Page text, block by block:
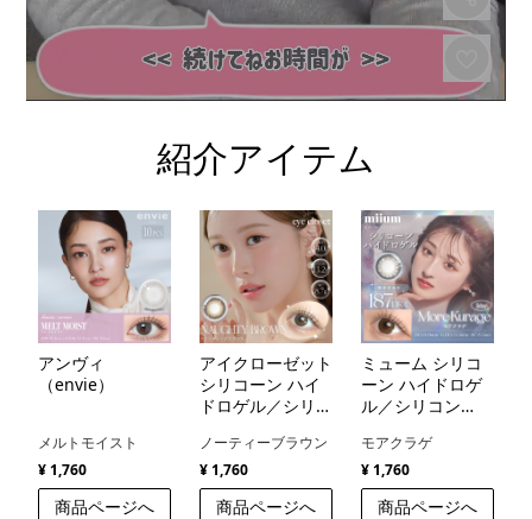
紹介アイテム
アンヴィ
（envie）
メルトモイスト
¥ 1,760
商品ページへ
アイクローゼット
シリコーン ハイ
ドロゲル／シリコ
SILICONE
HYDROGEL）
ノーティーブラウン
¥ 1,760
商品ページへ
ミューム シリコ
ーン ハイドロゲ
ル／シリコン
hydrogel）
モアクラゲ
¥ 1,760
商品ページへ